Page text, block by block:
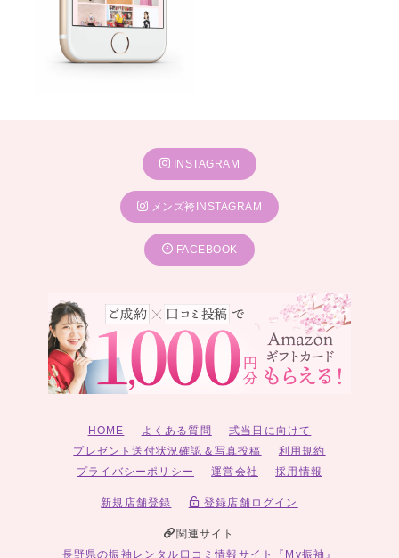
INSTAGRAM
メンズ袴INSTAGRAM
FACEBOOK
HOME よくある質問
式当日に向けて
プレゼント送付状況確認＆写真投稿
利用規約
プライバシーポリシー
運営会社 採用情報
新規店舗登録 登録店舗ログイン
関連サイト
長野県の振袖レンタル口コミ情報サイト『My振袖』